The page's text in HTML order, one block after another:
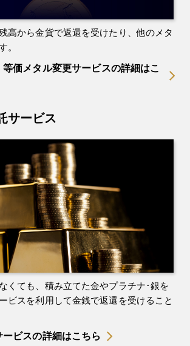
高から金貨で返還を受けたり、他のメタ
。
価メタル変更サービスの詳細はこ
サービス
くても、積み立てた金やプラチナ･銀を
ビスを利用して金銭で返還を受けること
ビスの詳細はこちら